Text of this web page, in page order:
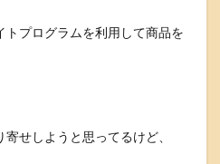
プログラムを利用して商品を
せしようと思ってるけど、